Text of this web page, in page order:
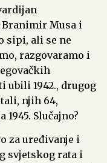
Musa i
sipi, ali se ne
razgovaramo i
ubili 1942., drugog
njih 64,
Slučajno?
za uređivanje i
svjetskog rata i